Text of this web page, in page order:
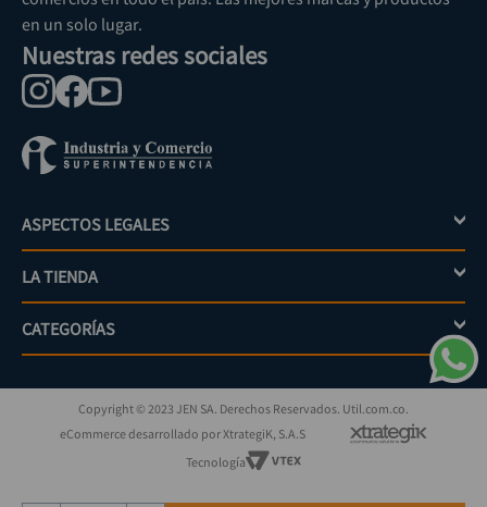
en un solo lugar.
Nuestras redes sociales
ASPECTOS LEGALES +
Política de tratamiento de datos personales
Términos y condiciones
Políticas de devolución
Políticas de garantías y devoluciones
Superintendencia de industria y comercio
LA TIENDA +
Mi cuenta
PQRs
¿Cómo comprar?
CATEGORÍAS +
Jardinería
Eléctricos
Iluminación
Automotriz
Copyright © 2023 JEN SA. Derechos Reservados. Util.com.co.
eCommerce desarrollado por XtrategiK, S.A.S
Tecnología